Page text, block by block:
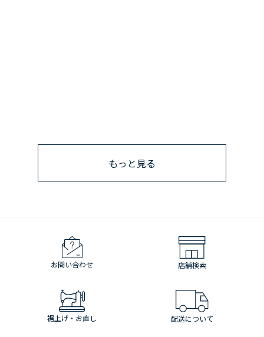
もっと見る
お問い合わせ 店舗検索
裾上げ・お直し 配送について